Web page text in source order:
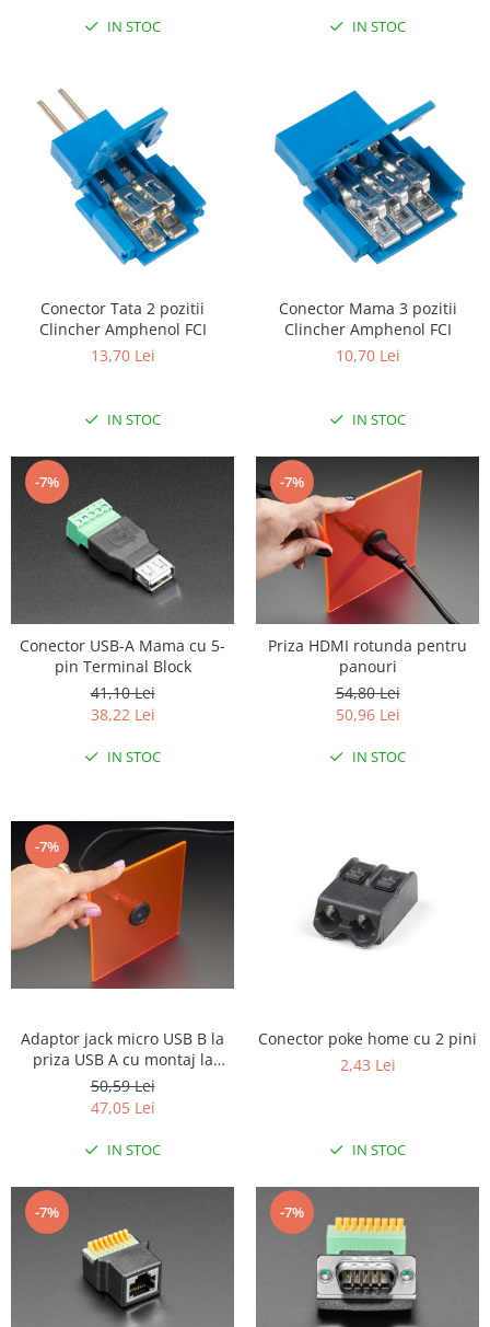
IN STOC IN STOC
Conector Tata 2 pozitii
Clincher Amphenol FCI
13,70 Lei
IN STOC
Conector Mama 3 pozitii
Clincher Amphenol FCI
10,70 Lei
IN STOC
-7%
Conector USB-A Mama cu 5-
pin Terminal Block
41,10 Lei
38,22 Lei
IN STOC
-7%
Priza HDMI rotunda pentru
panouri
54,80 Lei
50,96 Lei
IN STOC
-7%
Adaptor jack micro USB B la
priza USB A cu montaj la
panou
50,59 Lei
47,05 Lei
IN STOC
Conector poke home cu 2 pini
2,43 Lei
IN STOC
-7% -7%